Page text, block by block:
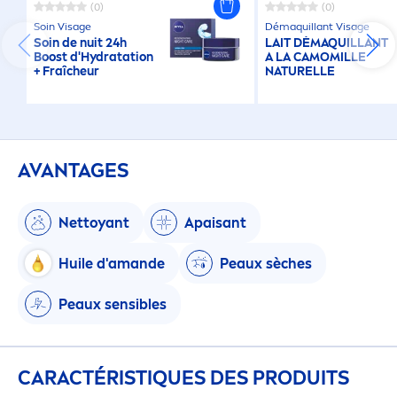
(0)
Soin Visage
Soin de nuit 24h
Boost d'Hydratation
+ Fraîcheur
(0)
Démaquillant Visage
LAIT DÉMAQUILLANT
A LA CAMOMILLE
NATURELLE
AVANTAGES
Nettoyant Apaisant
Huile d'amande Peaux sèches
Peaux sensibles
CARACTÉRISTIQUES DES PRODUITS